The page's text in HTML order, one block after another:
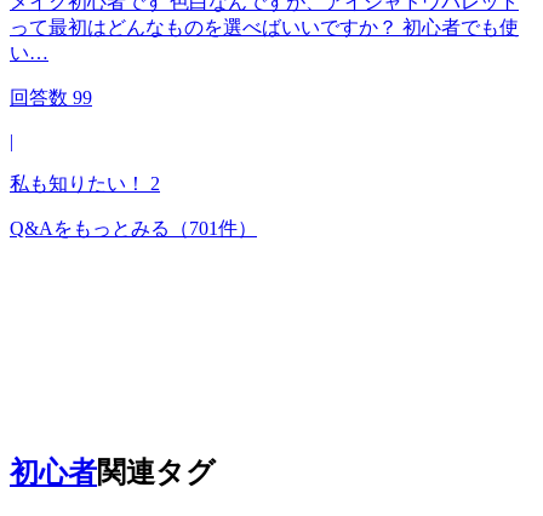
って最初はどんなものを選べばいいですか？ 初心者でも使
い…
回答数 99
|
私も知りたい！ 2
Q&Aをもっとみる （701件）
初心者関連タグ